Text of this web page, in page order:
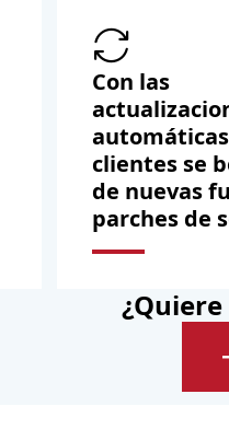
Con las
clientes se
de nuevas
parches de